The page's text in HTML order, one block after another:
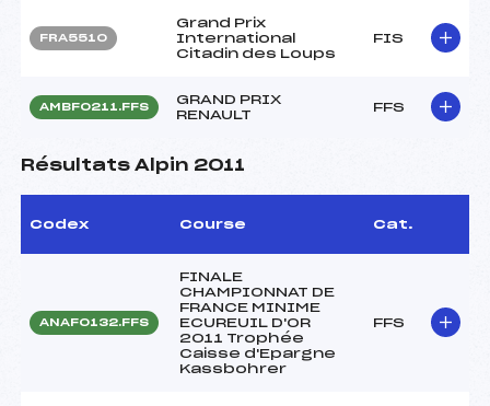
FRA5510
Grand Prix
International
Citadin des Loups
FIS
AMBF0211.FFS
GRAND PRIX
RENAULT
FFS
Résultats Alpin 2011
Codex Course Cat.
ANAF0132.FFS
FINALE
CHAMPIONNAT DE
FRANCE MINIME
ECUREUIL D'OR
2011 Trophée
Caisse d'Epargne
Kassbohrer
FFS